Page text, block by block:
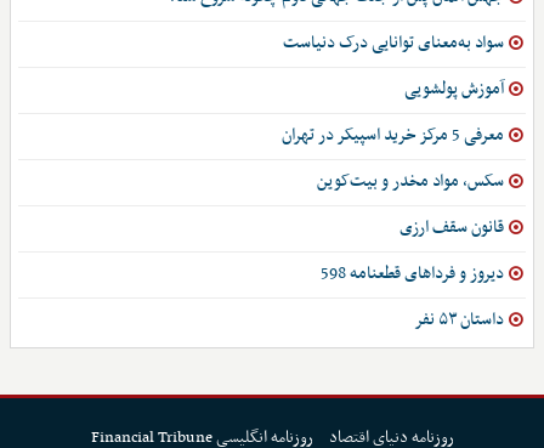
سواد به‌معنای توانایی درک دنیاست
آموزش پولشویی
معرفی 5 مرکز خرید اسپیکر در تهران
سکس، مواد مخدر و بیت‌کوین
قانون سقف ارزی
دیروز و فرداهای قطعنامه 598
داستان ۵۳ نفر
روزنامه دنیای اقتصاد روزنامه انگلیسی Financial Tribune